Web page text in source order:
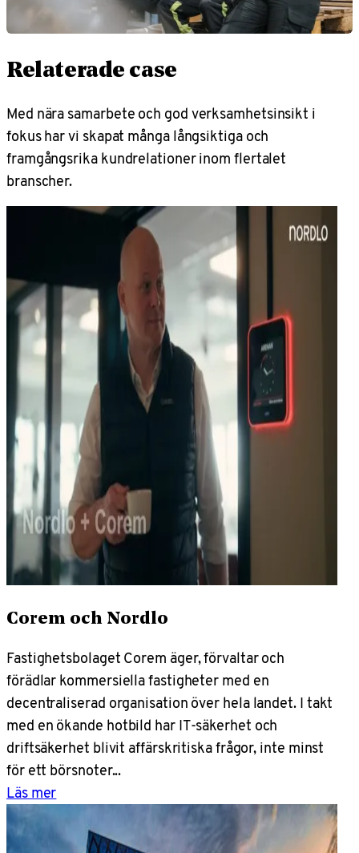
Relaterade case
Med nära samarbete och god verksamhetsinsikt i
fokus har vi skapat många långsiktiga och
framgångsrika kundrelationer inom flertalet
branscher.
Corem och Nordlo
Fastighetsbolaget Corem äger, förvaltar och
förädlar kommersiella fastigheter med en
decentraliserad organisation över hela landet. I takt
med en ökande hotbild har IT-säkerhet och
driftsäkerhet blivit affärskritiska frågor, inte minst
för ett börsnoter...
Läs mer